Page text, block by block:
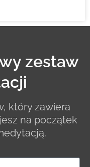
zestaw
który zawiera
na początek